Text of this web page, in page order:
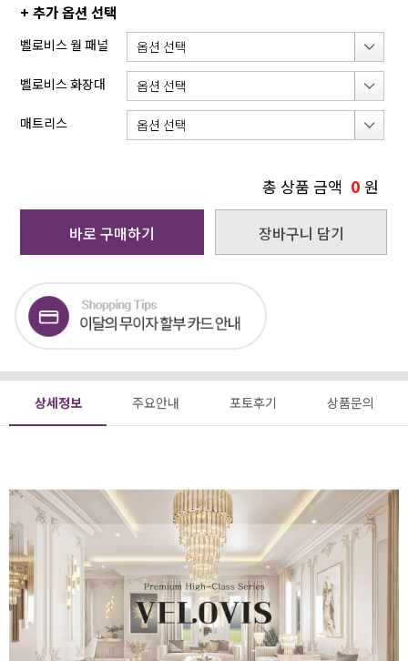
+ 추가 옵션 선택
벨로비스 월 패널
벨로비스 화장대
매트리스
총 상품 금액 0 원
바로 구매하기 장바구니 담기
상세정보 주요안내 포토후기 상품문의